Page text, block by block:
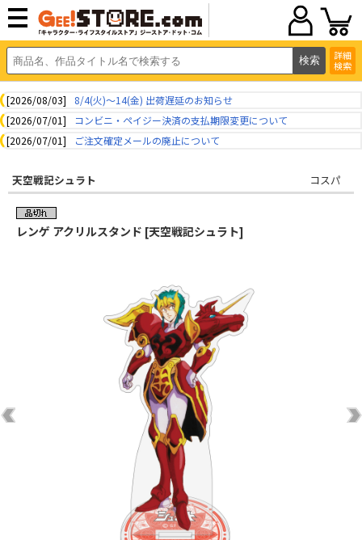
詳細
検索
[2026/08/03]
8/4(火)～14(金) 出荷遅延のお知らせ
[2026/07/01]
コンビニ・ペイジー決済の支払期限変更について
[2026/07/01]
ご注文確定メールの廃止について
天空戦記シュラト コスパ
レンゲ アクリルスタンド [天空戦記シュラト]